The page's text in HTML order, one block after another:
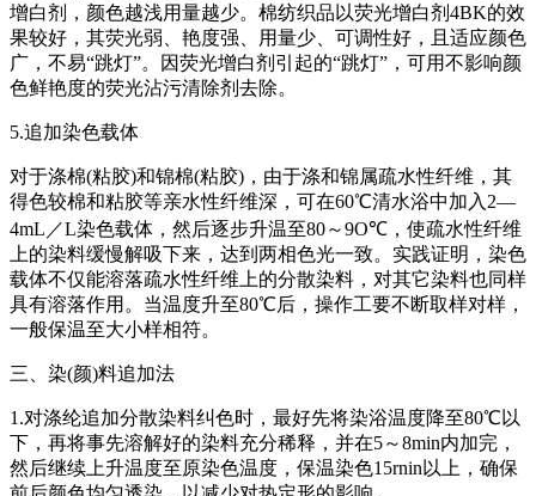
增白剂，颜色越浅用量越少。棉纺织品以荧光增白剂4BK的效
果较好，其荧光弱、艳度强、用量少、可调性好，且适应颜色
广，不易“跳灯”。因荧光增白剂引起的“跳灯”，可用不影响颜
色鲜艳度的荧光沾污清除剂去除。
5.追加染色载体
对于涤棉(粘胶)和锦棉(粘胶)，由于涤和锦属疏水性纤维，其
得色较棉和粘胶等亲水性纤维深，可在60℃清水浴中加入2—
4mL／L染色载体，然后逐步升温至80～9O℃，使疏水性纤维
上的染料缓慢解吸下来，达到两相色光一致。实践证明，染色
载体不仅能溶落疏水性纤维上的分散染料，对其它染料也同样
具有溶落作用。当温度升至80℃后，操作工要不断取样对样，
一般保温至大小样相符。
三、染(颜)料追加法
1.对涤纶追加分散染料纠色时，最好先将染浴温度降至80℃以
下，再将事先溶解好的染料充分稀释，并在5～8min内加完，
然后继续上升温度至原染色温度，保温染色15rnin以上，确保